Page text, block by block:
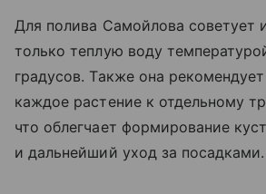
Для полива Самойлова советует
только теплую воду
градусов. Также она
каждое растение к отдельному
что облегчает формирование
и дальнейший уход за посадками.